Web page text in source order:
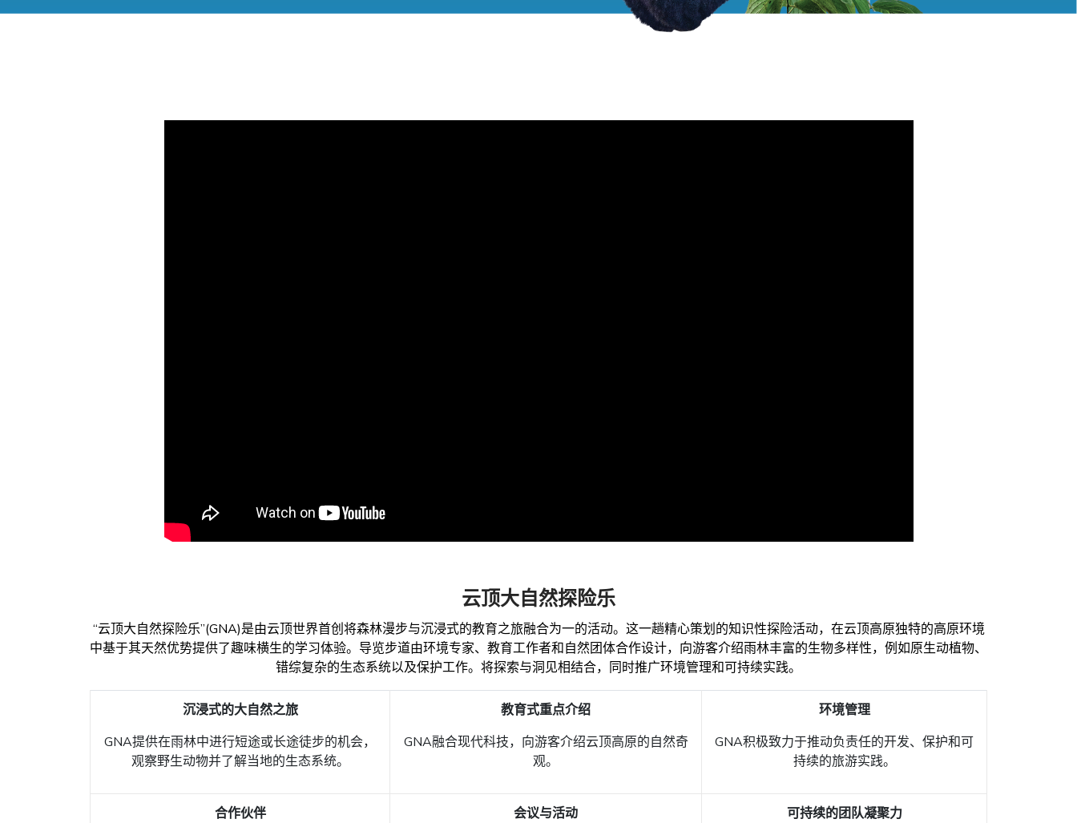
云顶大自然探险乐
“云顶大自然探险乐”(GNA)是由云顶世界首创将森林漫步与沉浸式的教育之旅融合为一的活动。这一趟精心策划的知识性探险活动，在云顶高原独特的高原环境
中基于其天然优势提供了趣味横生的学习体验。导览步道由环境专家、教育工作者和自然团体合作设计，向游客介绍雨林丰富的生物多样性，例如原生动植物、
错综复杂的生态系统以及保护工作。将探索与洞见相结合，同时推广环境管理和可持续实践。
沉浸式的大自然之旅
GNA提供在雨林中进行短途或长途徒步的机会，
观察野生动物并了解当地的生态系统。
教育式重点介绍
GNA融合现代科技，向游客介绍云顶高原的自然奇
观。
环境管理
GNA积极致力于推动负责任的开发、保护和可
持续的旅游实践。
合作伙伴
会议与活动
可持续的团队凝聚力